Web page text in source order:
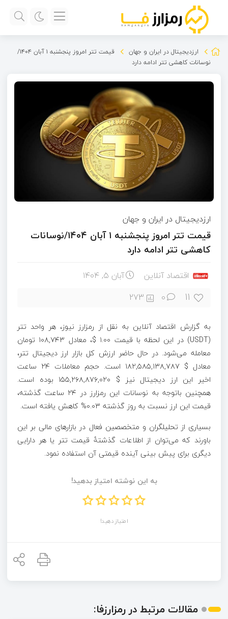
ارزدیجیتال در ایران و جهان
قیمت تتر امروز پنجشنبه ۱ آبان ۱۴۰۴/
نوسانات کاهشی تتر ادامه دارد
ارزدیجیتال در ایران و جهان
قیمت تتر امروز پنجشنبه ۱ آبان ۱۴۰۴/نوسانات
کاهشی تتر ادامه دارد
اقتصاد آنلاین آبان ۵, ۱۴۰۴
11
0
273
به گزارش اقتصاد آنلاین به نقل از رمزارز نیوز، هر واحد تتر
(USDT) در این لحظه با قیمت ۱.۰۰ $، معادل ۱۰۸,۷۴۳ تومان
معامله می‌شود. در حال حاضر ارزش کل بازار ارز دیجیتال تتر،
معادل $ ۱۸۲,۵۸۵,۱۳۸,۷۸۷ است. حجم معاملات ۲۴ ساعت
اخیر این ارز دیجیتال نیز $ ۱۵۵,۲۶۸,۸۷۶,۰۲۰ بوده است.
همچنین باتوجه به نوسانات این رمزارز در ۲۴ ساعت گذشته،
قیمت این ارز نسبت به روز گذشته ۰.۰۳% کاهش یافته است.
بسیاری از تحلیلگران و متخصصین فعال در بازار‌های مالی بر این
باورند که می‌توان از اطلاعات گذشتۀ قیمت تتر یا هر دارایی
دیگری برای پیش بینی آینده قیمتی آن استفاده نمود.
به این نوشته امتیاز بدهید!
امتیاز دهید!
مقالات مرتبط در رمزارزفا: